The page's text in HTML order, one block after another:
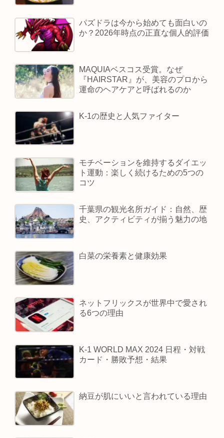
パズドラは今から始めても面白いの
か？2026年時点の正直な個人的評価
MAQUIAベスコス受賞。なぜ
『HAIRSTAR』が、美容のプロから
運命のヘアケアと呼ばれるのか
K-1の歴史と人気ファイター
モチベーションを維持するダイエッ
ト運動：楽しく続けるための5つの
コツ
千葉県の観光名所ガイド：自然、歴
史、アクティビティが揃う魅力の地
白菜の栄養素と健康効果
ネットフリックスが世界中で愛され
る6つの理由
K-1 WORLD MAX 2024 日程・対戦
カード・勝敗予想・結果
納豆が肌にいいと言われている理由